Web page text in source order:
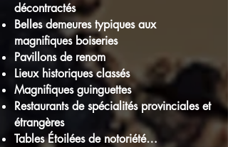
décontractés
Belles demeures typiques aux
magnifiques boiseries
Pavillons de renom
Lieux historiques classés
Magnifiques guinguettes
Restaurants de spécialités provinciales et
étrangères
Tables Étoilées de notoriété…